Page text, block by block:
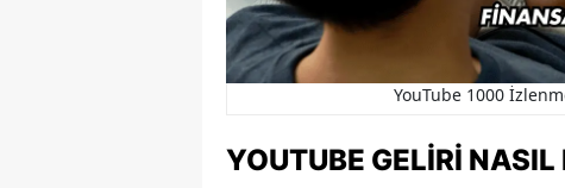
YouTube 1000
YOUTUBE GELIRI